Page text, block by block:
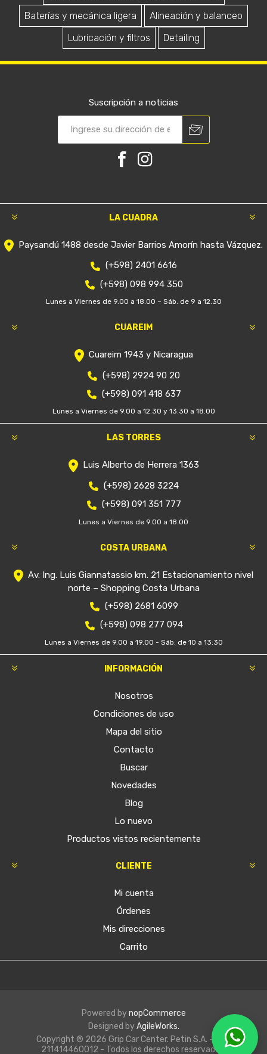
Baterías y mecánica ligera
Alineación y balanceo
Lubricación y filtros
Detailing
Suscripción a noticias
LA CUADRA
Paysandú 1488 desde Javier Barrios Amorín hasta Vázquez.
(+598) 2401 6616
(+598) 098 994 350
Lunes a Viernes de 9.00 a 18.00 – Sáb. de 9 a 12.30
CUAREIM
Cuareim 1943 y Nicaragua
(+598) 2924 90 20
(+598) 091 418 637
Lunes a Viernes de 9.00 a 12.30 y 13.30 a 18.00
LAS TORRES
Luis Alberto de Herrera 1363
(+598) 2628 3224
(+598) 091 351 777
Lunes a Viernes de 9.00 a 18.00
COSTA URBANA
Av. Ing. Luis Giannatassio km. 21 Estacionamiento nivel
norte – Shopping Costa Urbana
(+598) 2681 6099
(+598) 098 277 094
Lunes a Viernes de 9.00 a 19.00 - Sáb. de 10 a 13:30
INFORMACIÓN
Nosotros
Condiciones de uso
Mapa del sitio
Contacto
Buscar
Novedades
Blog
Lo nuevo
Productos vistos recientemente
CLIENTE
Mi cuenta
Órdenes
Mis direcciones
Carrito
Powered bynopCommerce
Designed byAgileWorks.
Copyright ® 2026 Grip Car Center. Petin S.A. - RUT
211414460012 - Todos los derechos reservados.